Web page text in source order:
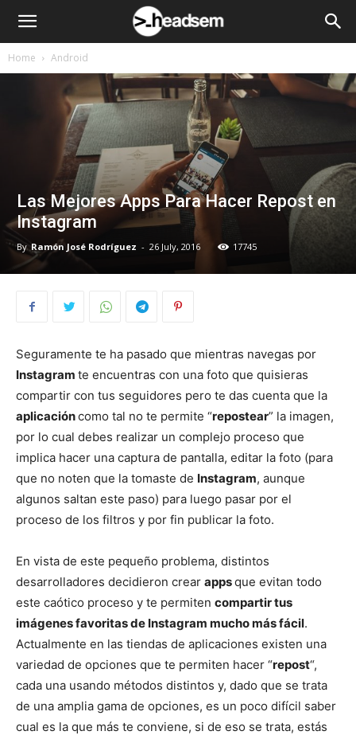
Home Android
Las Mejores Apps Para Hacer Repost en
Instagram
By Ramón José Rodríguez - 26 July, 2016 17745
Seguramente te ha pasado que mientras navegas por
Instagram te encuentras con una foto que quisieras
compartir con tus seguidores pero te das cuenta que la
aplicacióncomo tal no te permite “repostear” la imagen,
por lo cual debes realizar un complejo proceso que
implica hacer una captura de pantalla, editar la foto (para
que no noten que la tomaste de Instagram, aunque
algunos saltan este paso) para luego pasar por el
proceso de los filtros y por fin publicar la foto.
En vista de este pequeño problema, distintos
desarrolladores decidieron crear appsque evitan todo
este caótico proceso y te permiten compartir tus
imágenes favoritas de Instagram mucho más fácil.
Actualmente en las tiendas de aplicaciones existen una
variedad de opciones que te permiten hacer “repost“,
cada una usando métodos distintos y, dado que se trata
de una amplia gama de opciones, es un poco difícil saber
cual es la que más te conviene, si de eso se trata, estás